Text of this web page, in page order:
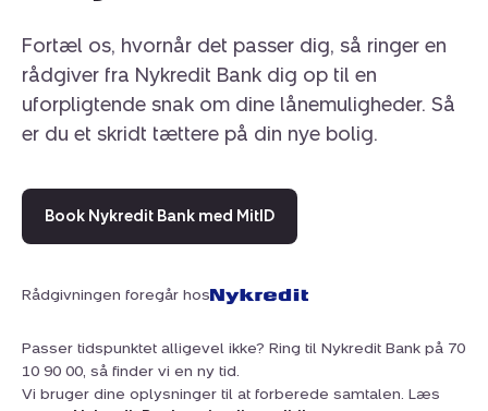
Fortæl os, hvornår det passer dig, så ringer en
rådgiver fra Nykredit Bank dig op til en
uforpligtende snak om dine lånemuligheder. Så
er du et skridt tættere på din nye bolig.
Book Nykredit Bank med MitID
Rådgivningen foregår hos
Passer tidspunktet alligevel ikke? Ring til Nykredit Bank på 70
10 90 00, så finder vi en ny tid.
Vi bruger dine oplysninger til at forberede samtalen. Læs